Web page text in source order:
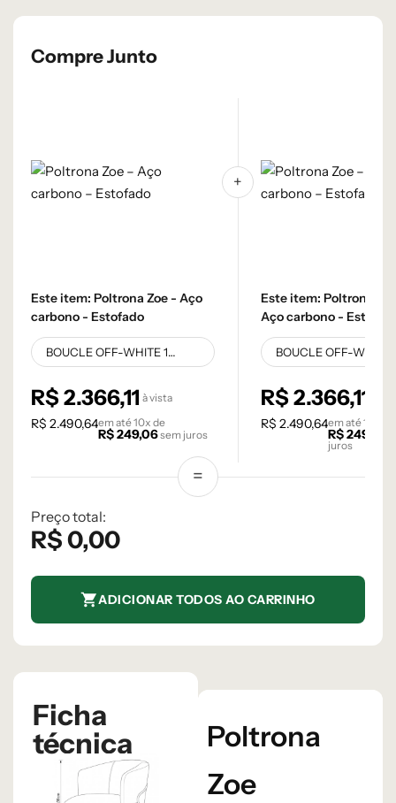
Compre Junto
Este item: Poltrona Zoe - Aço
carbono - Estofado
R$2.366,11 à vista
R$ 2.490,64em até10x de
R$249,06sem juros
Este item: Poltrona
Aço carbono -
R$2.366,11
R$ 2.490,64em até10
R$249,06
juros
Preço total:
R$0,00
ADICIONAR TODOS AO CARRINHO
Ficha
técnica
Poltrona
Zoe